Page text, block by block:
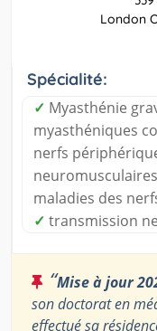
London
Spécialité:
✓ Myasthénie
myasthéniques
nerfs
neuromusculaires
maladies des
✓ transmission
“Mise à jour
son doctorat en
effectué sa